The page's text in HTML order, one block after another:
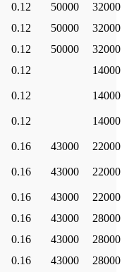
0.12 50000
32000
0.12 50000
32000
0.12 50000
32000
0.12
14000
0.12
14000
0.12
14000
0.16 43000
22000
0.16 43000
22000
0.16 43000
22000
0.16 43000
28000
0.16 43000
28000
0.16 43000
28000